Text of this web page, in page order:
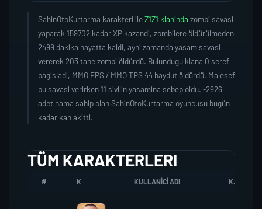
SahinOtoKurtarma karakteri ileZ1Z1 klaninda zombi savasi
yaparak 159702 kadar XP kazandi, zombilere öldürülmeden
2499 dakika hayatta kaldi, ayni zamanda yasam savasi
vererek 203 tane zombi öldürdü. Bulundugu klana 0 seref
bagisladi, MMO FPS / MMO TPS 44 haydut öldürdü. Malesef
bu savasi verirken 11 sivilin yasamina sebep oldu. -2926
adet nama sahip olan SahinOtoKurtarma oyuncusu bugün
kadar kan akitti.
TÜM KARAKTERLERI
# K KULLANICI ADI K.SEREFI